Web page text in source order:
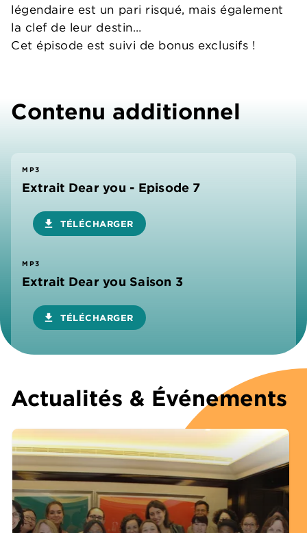
légendaire est un pari risqué, mais également
la clef de leur destin…
Cet épisode est suivi de bonus exclusifs !
Contenu additionnel
MP3
Extrait Dear you - Episode 7
download TÉLÉCHARGER
MP3
Extrait Dear you Saison 3
download TÉLÉCHARGER
Actualités & Événements